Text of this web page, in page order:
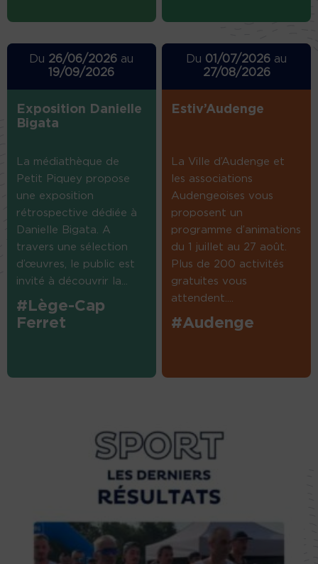
Du 26/06/2026 au
19/09/2026
Exposition Danielle
Bigata
La médiathèque de
Petit Piquey propose
une exposition
rétrospective dédiée à
Danielle Bigata. A
travers une sélection
d’œuvres, le public est
invité à découvrir la...
#Lège-Cap
Ferret
Du 01/07/2026 au
27/08/2026
Estiv’Audenge
La Ville d’Audenge et
les associations
Audengeoises vous
proposent un
programme d’animations
du 1 juillet au 27 août.
Plus de 200 activités
gratuites vous
attendent....
#Audenge